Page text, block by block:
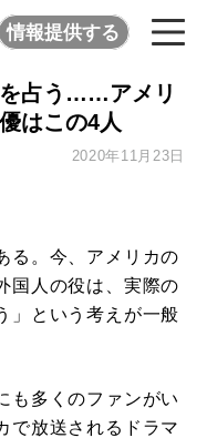
情報提供する
を占う……アメリ
はこの4人
2020年11月23日
る。今、アメリカの
国人の役は、実際の
」という考えが一般
も多くのファンがい
で放送されるドラマ